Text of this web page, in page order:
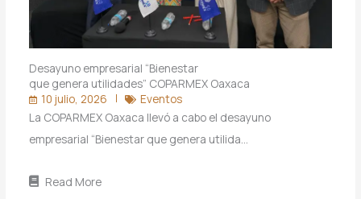
Desayuno empresarial “Bienestar
que genera utilidades” COPARMEX Oaxaca
10 julio, 2026
Eventos
La COPARMEX Oaxaca llevó a cabo el desayuno
empresarial “Bienestar que genera utilida…
Read More